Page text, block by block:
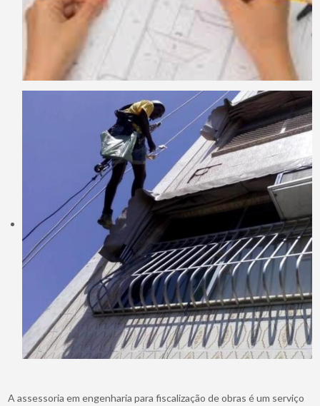
A assessoria em engenharia para fiscalização de obras é um serviço